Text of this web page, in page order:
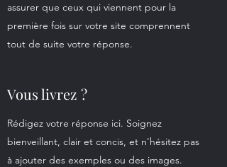
assurer que ceux qui viennent pour la
première fois sur votre site comprennent
tout de suite votre réponse.
Vous livrez ?
Rédigez votre réponse ici. Soignez
bienveillant, clair et concis, et n'hésitez pas
à ajouter des exemples ou des images.